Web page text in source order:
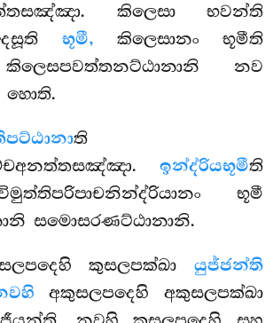
කිලෙසා භවන්ති
භූමී, කිලෙසානං භූමීති
නව
හොති.
ති
ඉන්ද්රියභූමීති
භූමී
සමොසරණට්ඨානානි.
කුසලපක්ඛා යුජ්ජන්ති
අකුසලපදෙහි අකුසලපක්ඛා